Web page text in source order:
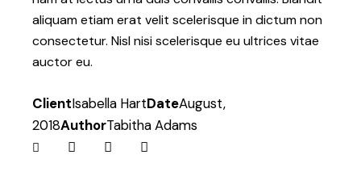
aliquam etiam erat velit scelerisque in dictum non
consectetur. Nisl nisi scelerisque eu ultrices vitae
auctor eu.
ClientIsabella HartDateAugust,
2018AuthorTabitha Adams